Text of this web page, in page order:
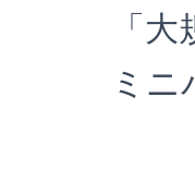
「
ミニ